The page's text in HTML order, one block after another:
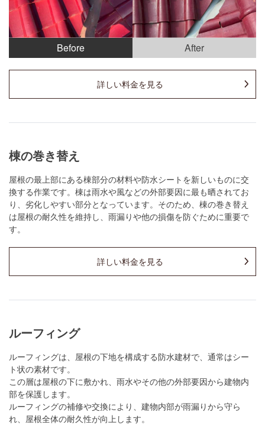
Before After
詳しい料金を見る
棟の巻き替え
屋根の最上部にある棟部分の材料や防水シートを新しいものに交
換する作業です。棟は雨水や風などの外部要因に最も晒されてお
り、劣化しやすい部分となっています。そのため、棟の巻き替え
は屋根の耐久性を維持し、雨漏りや他の損傷を防ぐために重要で
す。
詳しい料金を見る
ルーフィング
ルーフィングは、屋根の下地を構成する防水建材で、通常はシー
ト状の素材です。
この層は屋根の下に敷かれ、雨水やその他の外部要因から建物内
部を保護します。
ルーフィングの補修や交換により、建物内部が雨漏りから守ら
れ、屋根全体の耐久性が向上します。